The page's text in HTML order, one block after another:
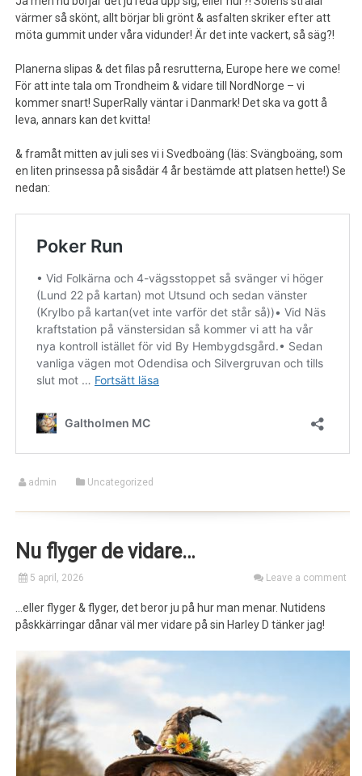
värmer så skönt, allt börjar bli grönt & asfalten skriker efter att
möta gummit under våra vidunder! Är det inte vackert, så säg?!
Planerna slipas & det filas på resrutterna, Europe here we come!
För att inte tala om Trondheim & vidare till NordNorge – vi
kommer snart! SuperRally väntar i Danmark! Det ska va gott å
leva, annars kan det kvitta!
& framåt mitten av juli ses vi i Svedboäng (läs: Svängboäng, som
en liten prinsessa på sisådär 4 år bestämde att platsen hette!) Se
nedan:
admin Uncategorized
Nu flyger de vidare…
5 april, 2026 Leave a comment
…eller flyger & flyger, det beror ju på hur man menar. Nutidens
påskkärringar dånar väl mer vidare på sin Harley D tänker jag!